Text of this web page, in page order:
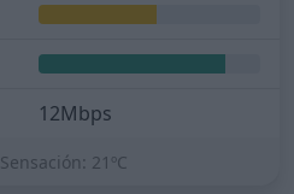
12Mbps
Sensación: 21ºC